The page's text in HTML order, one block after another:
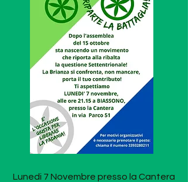
Lunedi 7 Novembre presso la Cantera